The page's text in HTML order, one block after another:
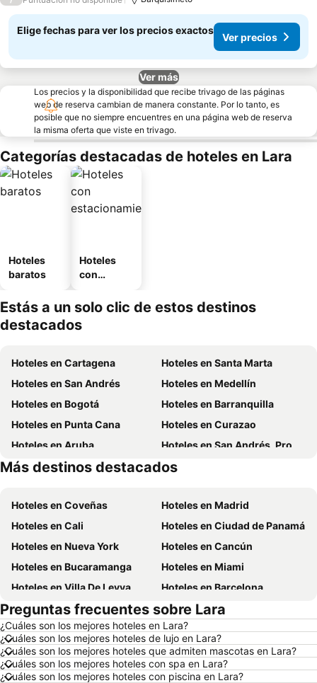
Elige fechas para ver los precios exactos
Ver precios
Ver más
Los precios y la disponibilidad que recibe trivago de las páginas
web de reserva cambian de manera constante. Por lo tanto, es
posible que no siempre encuentres en una página web de reserva
la misma oferta que viste en trivago.
Categorías destacadas de hoteles en Lara
Hoteles
baratos
Hoteles
con
miento
Estás a un solo clic de estos destinos
destacados
Hoteles en Cartagena
Hoteles en Santa Marta
Hoteles en San Andrés
Hoteles en Medellín
Hoteles en Bogotá
Hoteles en Barranquilla
Hoteles en Punta Cana
Hoteles en Curazao
Hoteles en Aruba
Hoteles en San Andrés, Providencia and Santa Catalina
Hoteles en Cundinamarca
Hoteles en Santiago de Chile
Más destinos destacados
Hoteles en Coveñas
Hoteles en Madrid
Hoteles en Cali
Hoteles en Ciudad de Panamá
Hoteles en Nueva York
Hoteles en Cancún
Hoteles en Bucaramanga
Hoteles en Miami
Hoteles en Villa De Leyva
Hoteles en Barcelona
Hoteles en Melgar
Hoteles en París
Hoteles en Roma
Hoteles en Ciudad de México
Hoteles en Pereira
Hoteles en Orlando
Hoteles en Villavicencio
Hoteles en Río de Janeiro
Preguntas frecuentes sobre Lara
¿Cuáles son los mejores hoteles en Lara?
¿Cuáles son los mejores hoteles de lujo en Lara?
¿Cuáles son los mejores hoteles que admiten mascotas en Lara?
¿Cuáles son los mejores hoteles con spa en Lara?
¿Cuáles son los mejores hoteles con piscina en Lara?